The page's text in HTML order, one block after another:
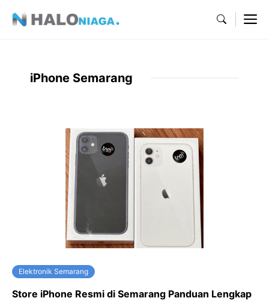
iPhone Semarang
Elektronik Semarang
Store iPhone Resmi di Semarang Panduan Lengkap